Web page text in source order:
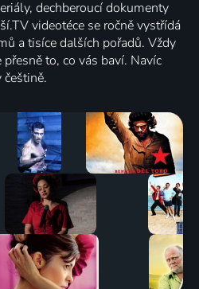
dechberoucí dokumenty
videotéce se ročně vystřídá
a tisíce dalších pořadů. Vždy
to, co vás baví. Navíc
češtině.